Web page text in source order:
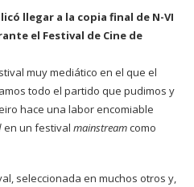
llegar a la copia final de N-VI
el Festival de Cine de
muy mediático en el que el
todo el partido que pudimos y
hace una labor encomiable
en un festival mainstreamcomo
seleccionada en muchos otros y,